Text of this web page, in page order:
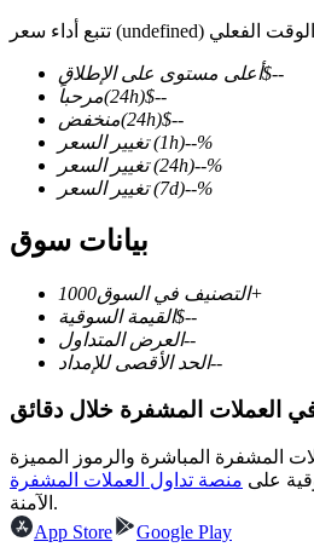
العقود الآجلة لـ COIN-M
العقود الآجلة للعملات المشفرة
TradFi
والمعادن الثمينة والسلع
العقود الآجلة USDC
أعلى مستوى على الإطلاق$--
مرحباً
(24h)$--
منخفض
(24h)$--
تغيير السعر
(1h)--%
تغيير السعر
(24h)--%
تغيير السعر
(7d)--%
بيانات سوق
التصنيف في السوق1000+
القيمة السوقية$--
العرض المتداول--
الحد الأقصى للإمداد--
في العملات المشفرة خلال دقائق
المشفرة المباشرة والرموز المميزة
على منصة تداول العملات المشفرة
الآمنة.
App Store
Google Play